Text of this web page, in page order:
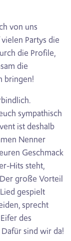
von uns
Partys die
die Profile,
die
bringen!
sympathisch
ist deshalb
Nenner
Geschmack
Hits steht,
große Vorteil
gespielt
sprecht
des
sind wir da!